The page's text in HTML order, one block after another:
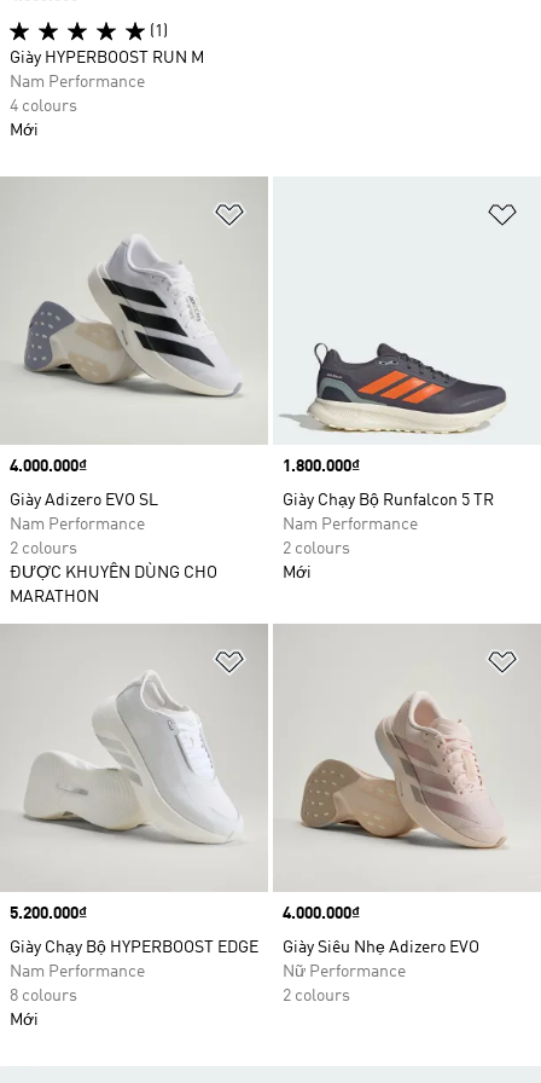
Price
4.000.000₫
Giày Adizero EVO SL
Nam Performance
2 colours
ĐƯỢC KHUYÊN DÙNG CHO
MARATHON
Price
1.800.000₫
Giày Chạy Bộ Runfalcon 5 TR
Nam Performance
2 colours
Mới
Price
5.200.000₫
Giày Chạy Bộ HYPERBOOST EDGE
Nam Performance
8 colours
Mới
Price
4.000.000₫
Giày Siêu Nhẹ Adizero EVO
Nữ Performance
2 colours
(1)
Giày HYPERBOOST RUN M
Nam Performance
4 colours
Mới